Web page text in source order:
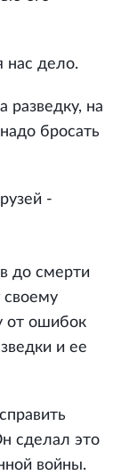
нас дело.
разведку, на
бросать
-
до смерти
своему
от ошибок
и ее
сделал это
войны.